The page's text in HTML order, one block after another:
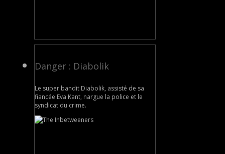
Danger : Diabolik
Le super bandit Diabolik, assisté de sa
fiancée Eva Kant, nargue la police et le
syndicat du crime.